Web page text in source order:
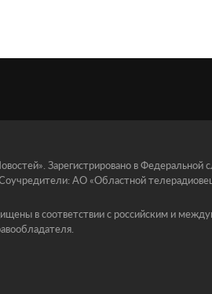
Зарегистрировано в
АО «Областной
в соответствии с российским и